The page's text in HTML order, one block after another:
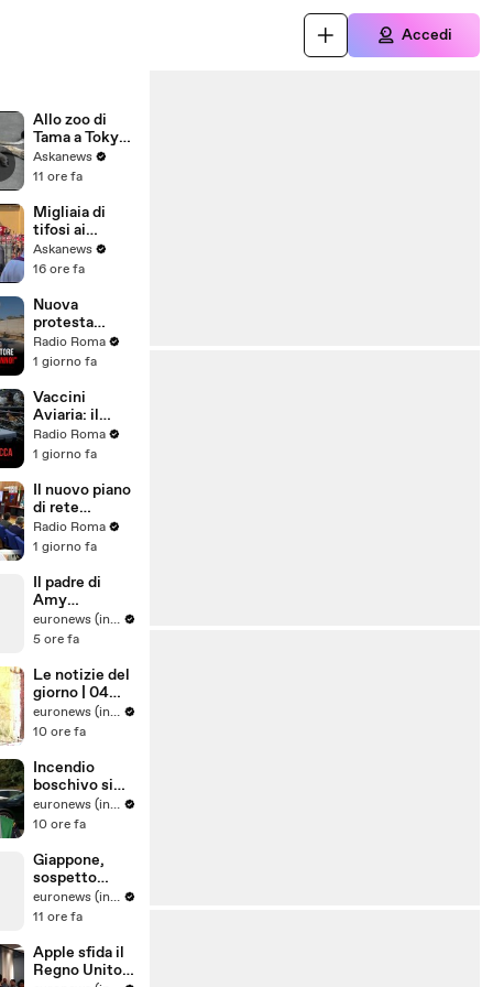
Accedi
Allo zoo di
Tama a Tokyo
morte tre
leonesse,
colpo di
calore
Askanews
11 ore fa
Migliaia di
tifosi ai
funerali di
Baresi: "Ciao
Askanews
16 ore fa
Nuova
protesta
contro
l'inceneritore
Palomba: "Né
poteri né
sentenze ci
fermeranno!"
Radio Roma
1 giorno fa
Vaccini
Aviaria: il
mondo
antisistema si
Radio Roma
1 giorno fa
Il nuovo piano
di rete
regionale per
l’Endometrios
Radio Roma
1 giorno fa
Il padre di
Amy
Winehouse è
stato
pagare quasi
un milione di
sterline alle
amiche
euronews (in Italiano)
5 ore fa
Le notizie del
giorno | 04
agosto 2026 -
Serale
euronews (in Italiano)
10 ore fa
Incendio
boschivo si
estende in
una riserva
sud dei Paesi
Bassi
euronews (in Italiano)
10 ore fa
Giappone,
sospetto
colpo di
calore uccide
zoo Tama di
Tokyo
euronews (in Italiano)
11 ore fa
Apple sfida il
Regno Unito